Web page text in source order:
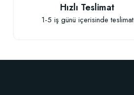
Hızlı Teslimat
1-5 iş günü içerisinde teslimat